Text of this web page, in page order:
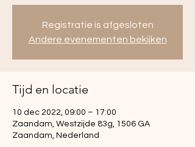
Registratie is afgesloten
Andere evenementen bekijken
Tijd en locatie
10 dec 2022, 09:00 – 17:00
Zaandam, Westzijde 83g, 1506 GA
Zaandam, Nederland